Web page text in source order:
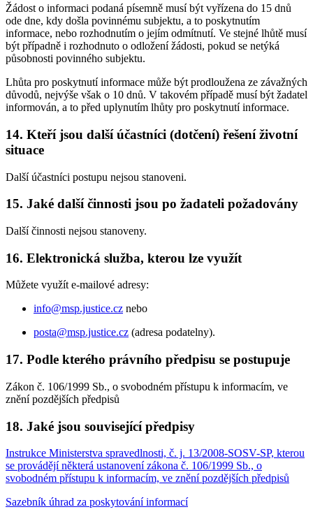
Žádost o informaci podaná písemně musí být vyřízena do 15 dnů
ode dne, kdy došla povinnému subjektu, a to poskytnutím
informace, nebo rozhodnutím o jejím odmítnutí. Ve stejné lhůtě musí
být případně i rozhodnuto o odložení žádosti, pokud se netýká
působnosti povinného subjektu.
Lhůta pro poskytnutí informace může být prodloužena ze závažných
důvodů, nejvýše však o 10 dnů. V takovém případě musí být žadatel
informován, a to před uplynutím lhůty pro poskytnutí informace.
14. Kteří jsou další účastníci (dotčení) řešení životní
situace
Další účastníci postupu nejsou stanoveni.
15. Jaké další činnosti jsou po žadateli požadovány
Další činnosti nejsou stanoveny.
16. Elektronická služba, kterou lze využít
Můžete využít e-mailové adresy:
info@msp.justice.cz nebo
posta@msp.justice.cz (adresa podatelny).
17. Podle kterého právního předpisu se postupuje
Zákon č. 106/1999 Sb., o svobodném přístupu k informacím, ve
znění pozdějších předpisů
18. Jaké jsou související předpisy
Instrukce Ministerstva spravedlnosti, č. j. 13/2008-SOSV-SP, kterou
se provádějí některá ustanovení zákona č. 106/1999 Sb., o
svobodném přístupu k informacím, ve znění pozdějších předpisů
Sazebník úhrad za poskytování informací